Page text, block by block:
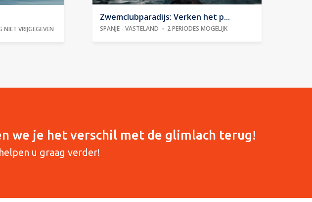
VRIJGEGEVEN
Zwemclubparadijs: Verken het p...
SPANJE - VASTELAND 2 PERIODES MOGELIJK
we je het verschil met de glimlach terug!
u graag verder!